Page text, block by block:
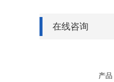
在线咨询
产品